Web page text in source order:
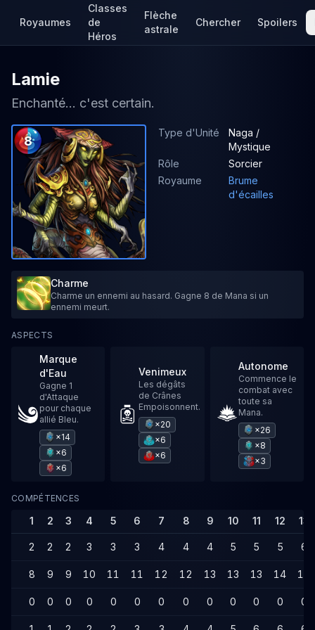
Royaumes
Classes
de
Héros
Flèche
astrale
Chercher Spoilers
Lamie
Enchanté... c'est certain.
8
Type d'Unité
Naga /
Mystique
Rôle
Sorcier
Royaume
Brume
d'écailles
Charme
Charme un ennemi au hasard. Gagne 8 de Mana si un
ennemi meurt.
ASPECTS
Marque
d'Eau
Gagne 1
d'Attaque
pour chaque
allié Bleu.
×14
×6
×6
Venimeux
Les dégâts
de Crânes
Empoisonnent.
×20
×6
×6
Autonome
Commence le
combat avec
toute sa
Mana.
×26
×8
×3
COMPÉTENCES
1 2 3 4 5 6 7 8 9 10 11 12 13
2 2 2 3 3 3 4 4 4 5 5 5 6
8 9 9 10 11 11 12 12 13 13 13 14 14
0 0 0 0 0 0 0 0 0 0 0 0 0